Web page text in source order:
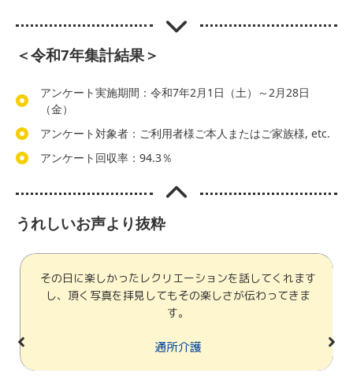
＜令和7年集計結果＞
アンケート実施期間：令和7年2月1日（土）～2月28日
（金）
アンケート対象者：ご利用者様ご本人またはご家族様, etc.
アンケート回収率：94.3％
うれしいお声より抜粋
その日に楽しかったレクリエーションを話してくれます
し、頂く写真を拝見してもその楽しさが伝わってきま
す。
通所介護